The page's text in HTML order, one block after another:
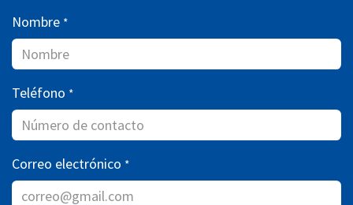
Nombre *
Teléfono *
Correo electrónico *